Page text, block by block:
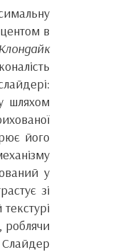
в
шляхом
його
у
зі
роблячи